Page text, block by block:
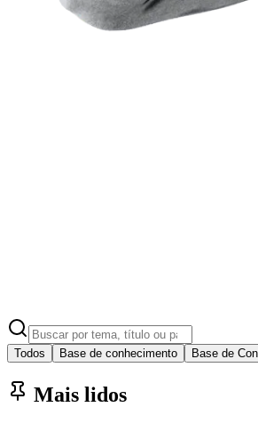
Todos Base de conhecimento Base de
Mais lidos